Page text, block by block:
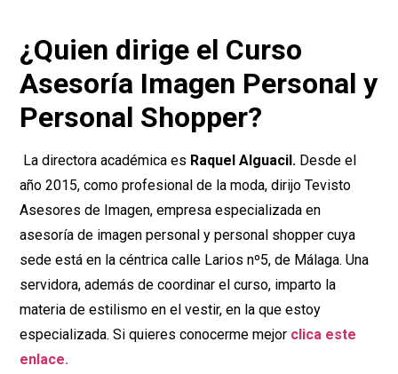
¿Quien dirige el Curso
Asesoría Imagen Personal y
Personal Shopper?
La directora académica es Raquel Alguacil. Desde el
año 2015, como profesional de la moda, dirijo Tevisto
Asesores de Imagen, empresa especializada en
asesoría de imagen personal y personal shopper cuya
sede está en la céntrica calle Larios nº5, de Málaga. Una
servidora, además de coordinar el curso, imparto la
materia de estilismo en el vestir, en la que estoy
especializada. Si quieres conocerme mejor clica este
enlace.